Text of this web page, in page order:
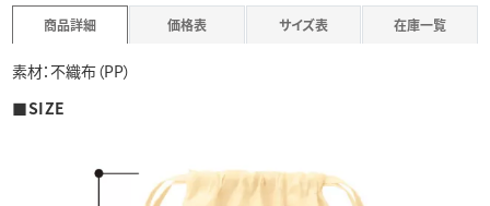
商品詳細 価格表 サイズ表 在庫一覧
素材：不織布（PP）
■SIZE